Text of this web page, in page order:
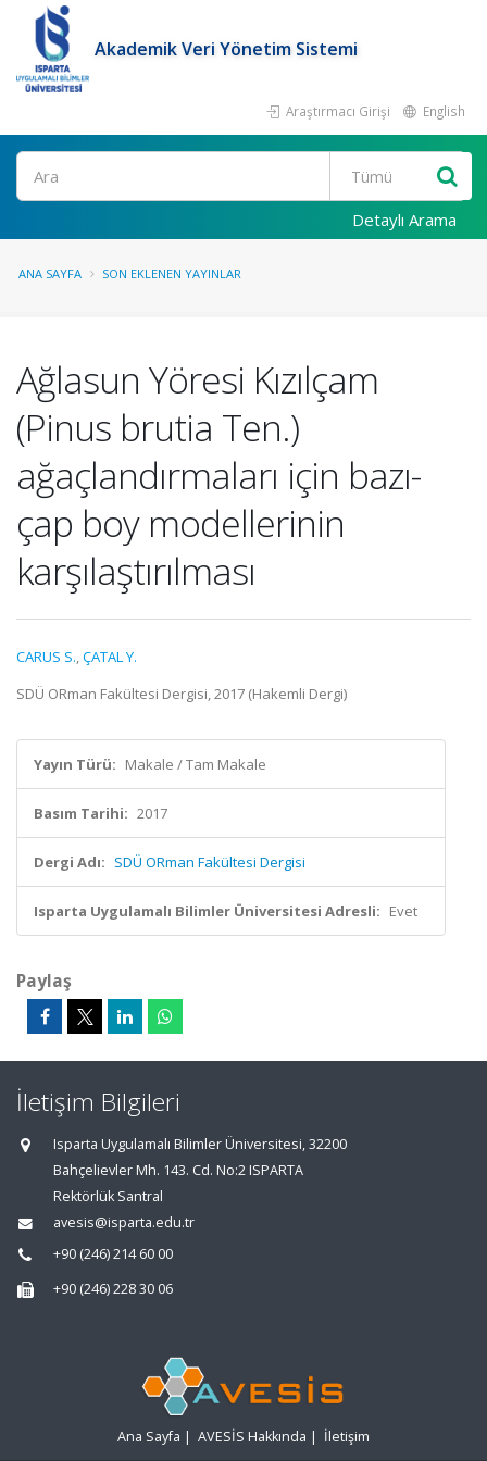
Akademik Veri Yönetim Sistemi
Araştırmacı Girişi English
Ara
Detaylı Arama
ANA SAYFA SON EKLENEN YAYINLAR
Ağlasun Yöresi Kızılçam
(Pinus brutia Ten.)
ağaçlandırmaları için bazı-
çap boy modellerinin
karşılaştırılması
CARUS S.,ÇATAL Y.
SDÜ ORman Fakültesi Dergisi, 2017 (Hakemli Dergi)
Yayın Türü: Makale / Tam Makale
Basım Tarihi: 2017
Dergi Adı: SDÜ ORman Fakültesi Dergisi
Isparta Uygulamalı Bilimler Üniversitesi Adresli: Evet
Paylaş
İletişim Bilgileri
Isparta Uygulamalı Bilimler Üniversitesi, 32200
Bahçelievler Mh. 143. Cd. No:2 ISPARTA
Rektörlük Santral
avesis@isparta.edu.tr
+90 (246) 214 60 00
+90 (246) 228 30 06
Ana Sayfa | AVESİS Hakkında | İletişim